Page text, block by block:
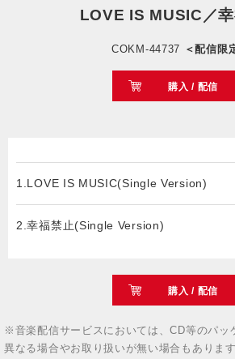
閉じる
LOVE IS MUSIC／
COKM-44737 ＜配信限
購入 / 配信
1.LOVE IS MUSIC(Single Version)
2.幸福禁止(Single Version)
購入 / 配信
※音楽配信サービスにおいては、CD等のパッ
異なる場合やお取り扱いが無い場合もありま